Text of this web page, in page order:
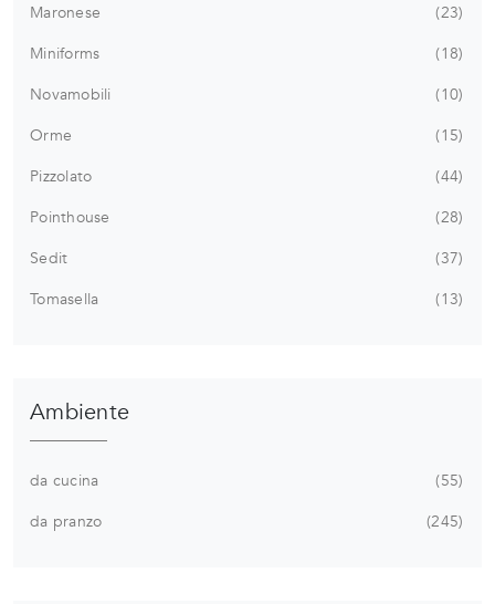
Maronese
23
Miniforms
18
Novamobili
10
Orme
15
Pizzolato
44
Pointhouse
28
Sedit
37
Tomasella
13
Ambiente
da cucina
55
da pranzo
245